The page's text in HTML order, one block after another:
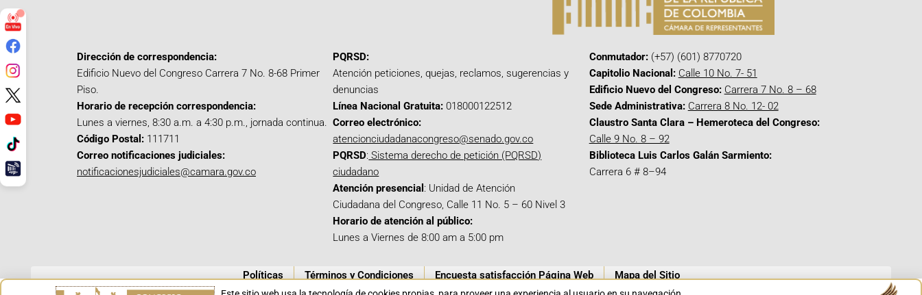
Dirección de correspondencia:
Edificio Nuevo del Congreso Carrera 7 No. 8-68 Primer
Piso.
Horario de recepción correspondencia:
Lunes a viernes, 8:30 a.m. a 4:30 p.m., jornada continua.
Código Postal: 111711
Correo notificaciones judiciales:
notificacionesjudiciales@camara.gov.co
PQRSD:
Atención peticiones, quejas, reclamos, sugerencias y
denuncias
Línea Nacional Gratuita: 018000122512
Correo electrónico:
atencionciudadanacongreso@senado.gov.co
PQRSD: Sistema derecho de petición (PQRSD)
ciudadano
Atención presencial : Unidad de Atención
Ciudadana del Congreso, Calle 11 No. 5 – 60 Nivel 3
Horario de atención al público:
Lunes a Viernes de 8:00 am a 5:00 pm
Conmutador:(+57) (601) 8770720
Capitolio Nacional: Calle 10 No. 7- 51
Edificio Nuevo del Congreso: Carrera 7 No. 8 – 68
Sede Administrativa: Carrera 8 No. 12- 02
Claustro Santa Clara – Hemeroteca del Congreso:
Calle 9 No. 8 – 92
Biblioteca Luis Carlos Galán Sarmiento:
Carrera 6 # 8–94
Políticas Términos y Condiciones Encuesta satisfacción Página Web Mapa del Sitio